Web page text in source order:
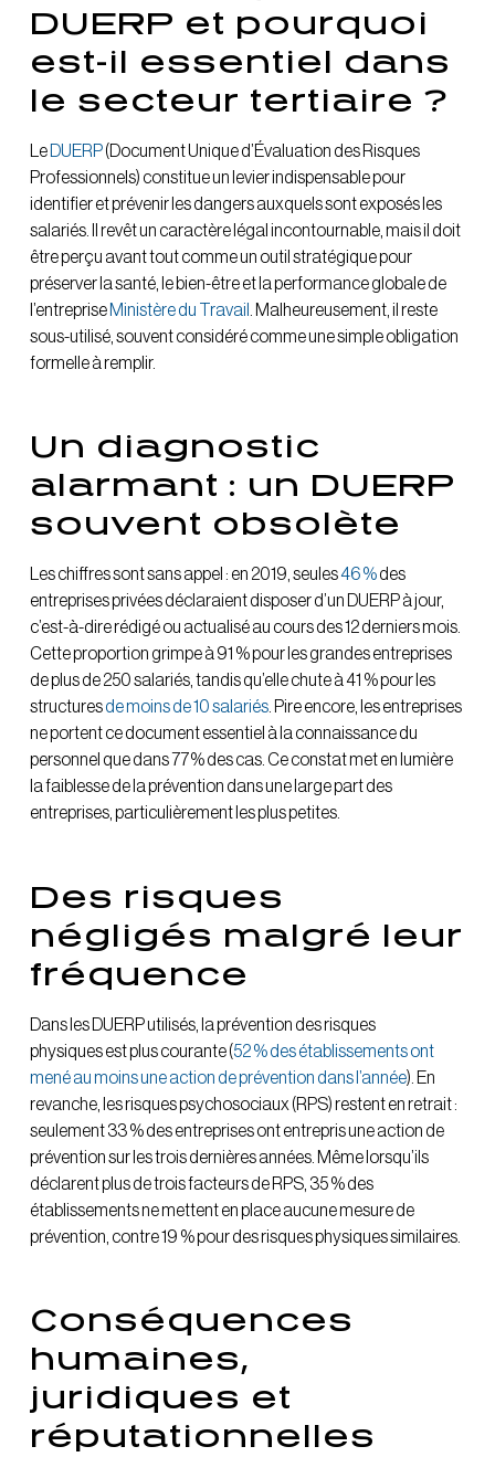
DUERP et pourquoi
est-il essentiel dans
le secteur tertiaire ?
Le DUERP(Document Unique d’Évaluation des Risques
Professionnels) constitue un levier indispensable pour
identifier et prévenir les dangers auxquels sont exposés les
salariés. Il revêt un caractère légal incontournable, mais il doit
être perçu avant tout comme un outil stratégique pour
préserver la santé, le bien-être et la performance globale de
l’entreprise Ministère du Travail
. Malheureusement, il reste
sous-utilisé, souvent considéré comme une simple obligation
formelle à remplir.
Un diagnostic
alarmant : un DUERP
souvent obsolète
Les chiffres sont sans appel : en 2019, seules46 %des
entreprises privées déclaraient disposer d’un DUERP à jour,
c’est-à-dire rédigé ou actualisé au cours des 12 derniers mois.
Cette proportion grimpe à 91 % pour les grandes entreprises
de plus de 250 salariés, tandis qu’elle chute à 41 % pour les
structuresde moins de 10 salariés. Pire encore, les entreprises
ne portent ce document essentiel à la connaissance du
personnel que dans 77 % des cas. Ce constat met en lumière
la faiblesse de la prévention dans une large part des
entreprises, particulièrement les plus petites.
Des risques
négligés malgré leur
fréquence
Dans les DUERP utilisés, la prévention des risques
physiques est plus courante (52 % des établissements ont
mené au moins une action de prévention dans l’année). En
revanche, les risques psychosociaux (RPS) restent en retrait :
seulement 33 % des entreprises ont entrepris une action de
prévention sur les trois dernières années. Même lorsqu’ils
déclarent plus de trois facteurs de RPS, 35 % des
établissements ne mettent en place aucune mesure de
prévention, contre 19 % pour des risques physiques similaires.
Conséquences
humaines,
juridiques et
réputationnelles